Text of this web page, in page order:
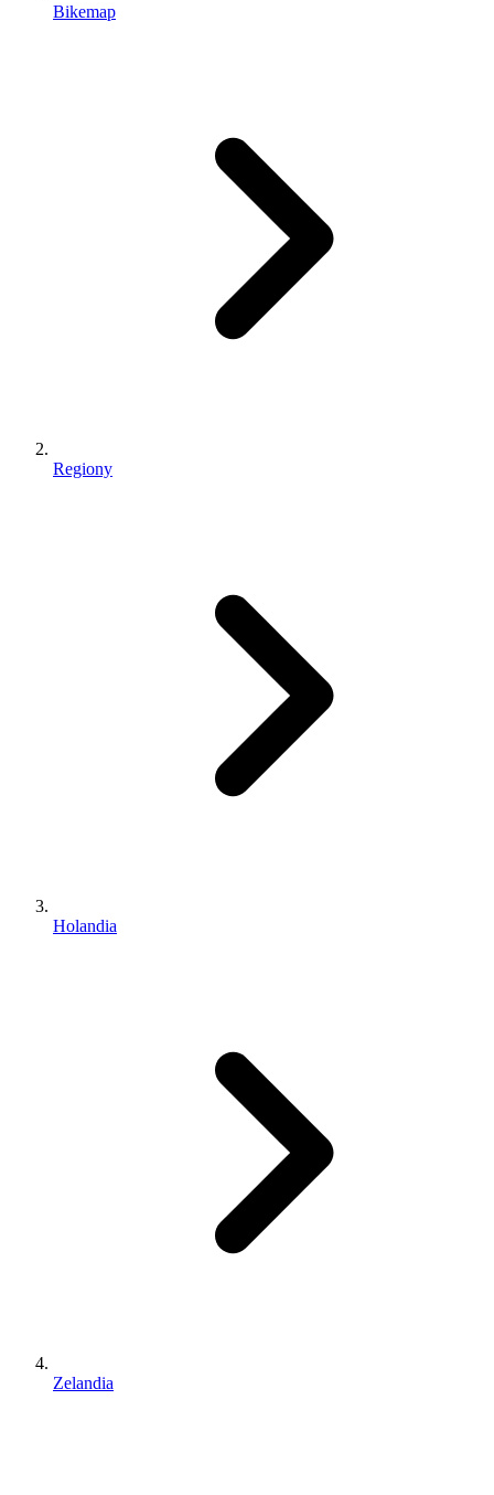
Bikemap
Regiony
Holandia
Zelandia